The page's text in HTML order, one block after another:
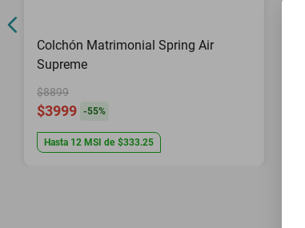
Colchón Matrimonial Spring Air
Supreme
$8899
$3999 -55%
Hasta 12 MSI de $333.25